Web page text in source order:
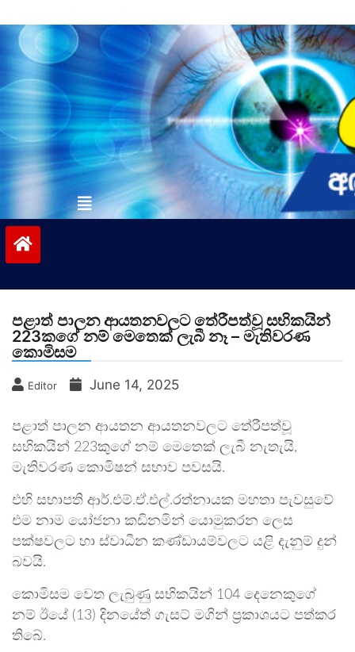
to
contentvinivida.lk
පළාත් පාලන ආයතනවලට තේරීපත්වූ සභිකයින්
223කගේ නම් මෙතෙක් ලැබී නෑ – මැතිවරණ
කොමිසම
Editor June 14, 2025
පළාත් පාලන ආයතන ආයතනවලට තේරීපත්වූ
සභිකයින් 223කුගේ නම් මෙතෙක් ලැබී නැතැයි,
මැතිවරණ කොමිෂන් සභාව පවසයි.
එහි සභාපති ආර්.එම්.ඒ.එල්.රත්නායක මහතා පැවසුවේ
එම නාම යෝජනා කඩිනමින් යොමුකරන ලෙස
පක්ෂවලට හා ස්වාධීන කණ්ඩායම්වලට යළි දැනුම් දුන්
බවයි.
කොමිසම වෙත ලැබුණු සභිකයින් 104 දෙනෙකුගේ
නම් ඊයේ (13) දිනයේත් ගැසට් මගින් ප්‍රකාශයට පත්කර
තිබේ.